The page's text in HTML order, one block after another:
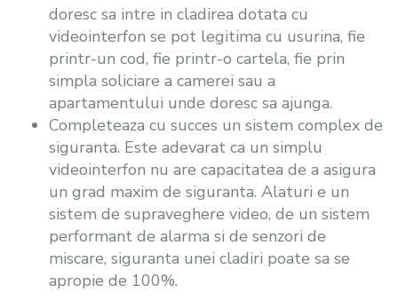
doresc sa intre in cladirea dotata cu
videointerfon se pot legitima cu usurina, fie
printr-un cod, fie printr-o cartela, fie prin
simpla soliciare a camerei sau a
apartamentului unde doresc sa ajunga.
Completeaza cu succes un sistem complex de
siguranta. Este adevarat ca un simplu
videointerfon nu are capacitatea de a asigura
un grad maxim de siguranta. Alaturi e un
sistem de supraveghere video, de un sistem
performant de alarma si de senzori de
miscare, siguranta unei cladiri poate sa se
apropie de 100%.